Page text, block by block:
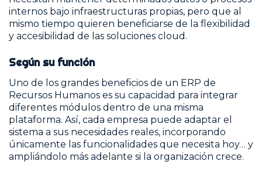
internos bajo infraestructuras propias, pero que al
mismo tiempo quieren beneficiarse de la flexibilidad
y accesibilidad de las soluciones cloud.
Según su función
Uno de los grandes beneficios de un ERP de
Recursos Humanos es su capacidad para integrar
diferentes módulos dentro de una misma
plataforma. Así, cada empresa puede adaptar el
sistema a sus necesidades reales, incorporando
únicamente las funcionalidades que necesita hoy… y
ampliándolo más adelante si la organización crece.